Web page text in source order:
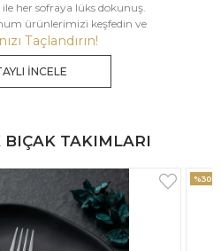
her sofraya lüks dokunuş.
ürünlerimizi keşfedin ve
Taçlandırın!
İNCELE
BIÇAK TAKIMLARI
%33